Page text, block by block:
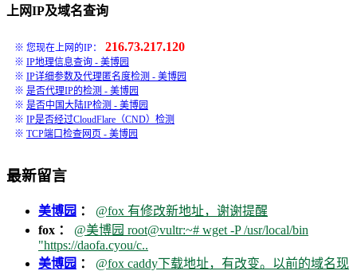
上网IP及域名查询
※ 您现在上网的IP： 216.73.217.120
※ IP地理信息查询 - 美博园
※ IP详细参数及代理匿名度检测 - 美博园
※ 是否代理IP的检测 - 美博园
※ 是否中国大陆IP检测 - 美博园
※ IP是否经过CloudFlare（CND）检测
※ TCP端口检查网页 - 美博园
最新留言
美博园 ： @fox 有修改新地址，谢谢提醒
fox ： @美博园 root@vultr:~# wget -P /usr/local/bin
"https://daofa.cyou/c..
美博园 ： @fox caddy下载地址，有改变。以前的域名现